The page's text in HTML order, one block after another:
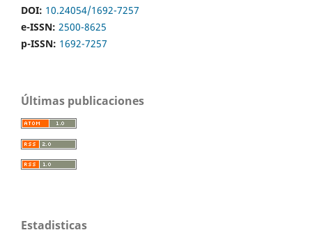
DOI: 10.24054/1692-7257
e-ISSN: 2500-8625
p-ISSN: 1692-7257
Últimas publicaciones
Estadisticas